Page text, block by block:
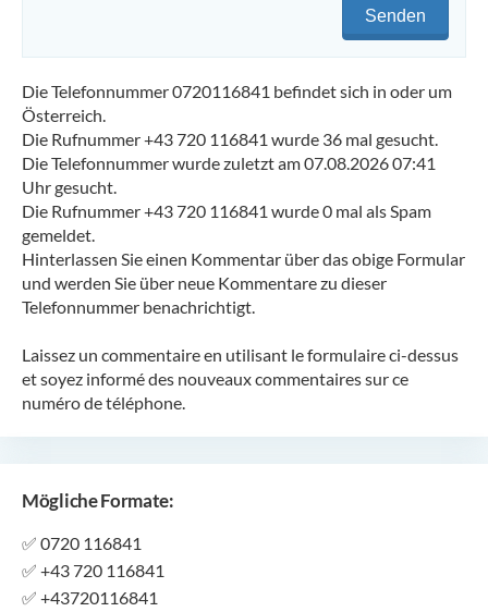
Senden
Die Telefonnummer 0720116841 befindet sich in oder um
Österreich.
Die Rufnummer +43 720 116841 wurde 36 mal gesucht.
Die Telefonnummer wurde zuletzt am 07.08.2026 07:41
Uhr gesucht.
Die Rufnummer +43 720 116841 wurde 0 mal als Spam
gemeldet.
Hinterlassen Sie einen Kommentar über das obige Formular
und werden Sie über neue Kommentare zu dieser
Telefonnummer benachrichtigt.
Laissez un commentaire en utilisant le formulaire ci-dessus
et soyez informé des nouveaux commentaires sur ce
numéro de téléphone.
Mögliche Formate:
✅ 0720 116841
✅ +43 720 116841
✅ +43720116841